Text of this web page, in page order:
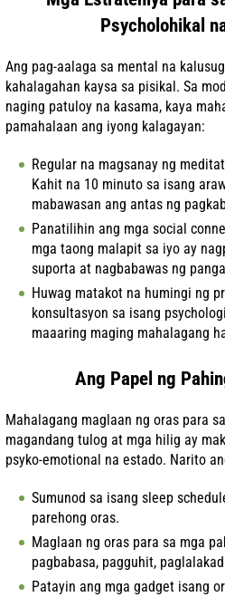
Psycholohikal
Ang pag-aalaga sa mental na
kahalagahan kaysa sa pisikal. Sa
naging patuloy na kasama, kaya
pamahalaan ang iyong kalagayan:
Regular na magsanay ng
Kahit na 10 minuto sa isang
mabawasan ang antas ng
Panatilihin ang mga social
mga taong malapit sa iyo ay
suporta at nagbabawas ng
Huwag matakot na humingi ng
konsultasyon sa isang
maaaring maging mahalagang
Ang Papel ng
Mahalagang maglaan ng oras para
magandang tulog at mga hilig ay
psyko-emotional na estado. Narito
Sumunod sa isang sleep
parehong oras.
Maglaan ng oras para sa mga
pagbabasa, pagguhit,
Patayin ang mga gadget isang